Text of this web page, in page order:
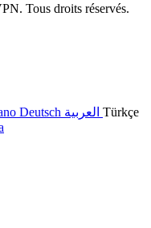
Tous droits réservés.
Deutsch
Türkçe